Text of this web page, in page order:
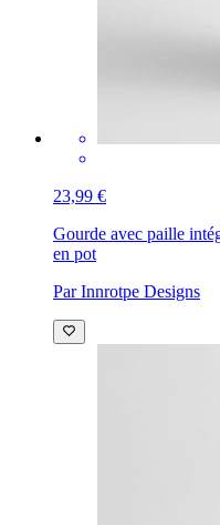
23,99 €
Gourde avec paille
en pot
Par Innrotpe Designs